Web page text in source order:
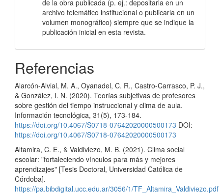
de la obra publicada (p. ej.: depositarla en un
archivo telemático institucional o publicarla en un
volumen monográfico) siempre que se indique la
publicación inicial en esta revista.
Referencias
Alarcón-Alvial, M. A., Oyanadel, C. R., Castro-Carrasco, P. J.,
& González, I. N. (2020). Teorías subjetivas de profesores
sobre gestión del tiempo instruccional y clima de aula.
Información tecnológica, 31(5), 173-184.
https://doi.org/10.4067/S0718-07642020000500173 DOI:
https://doi.org/10.4067/S0718-07642020000500173
Altamira, C. E., & Valdiviezo, M. B. (2021). Clima social
escolar: "fortaleciendo vínculos para más y mejores
aprendizajes" [Tesis Doctoral, Universidad Católica de
Córdoba].
https://pa.bibdigital.ucc.edu.ar/3056/1/TF_Altamira_Valdiviezo.pdf